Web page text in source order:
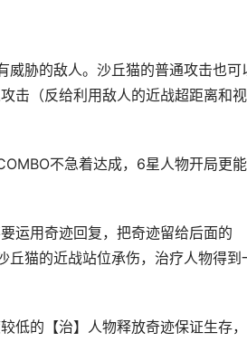
威胁的敌人。沙丘猫的普通攻击也可
击（反给利用敌人的近战超距离和视
不急着达成，6星人物开局更
运用奇迹回复，把奇迹留给后面的
丘猫的近战站位承伤，治疗人物得到
低的【治】人物释放奇迹保证生存